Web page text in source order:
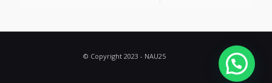
© Copyright 2023 - NAU25